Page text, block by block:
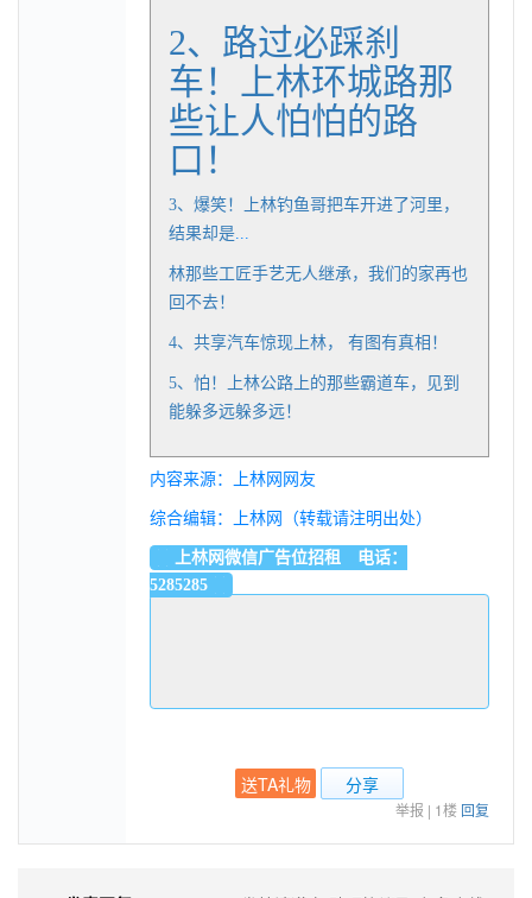
2、 路过必踩刹
车！上林环城路那
些让人怕怕的路
口！
3、 爆笑！上林钓鱼哥把车开进了河里，
结果却是
林那些工匠手艺无人继承，我们的家再也
回不去！
4、共享汽车惊现上林， 有图有真相！
5、 怕！上林公路上的那些霸道车，见到
能躲多远躲多远！
内容来源：上林网网友
综合编辑：上林网（转载请注明出处）
上林网微信广告位招租 电话：
5285285
送TA礼物 分享
举报 | 1楼 回复